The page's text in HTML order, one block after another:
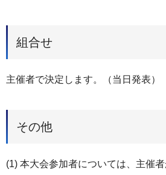
組合せ
主催者で決定します。（当日発表）
その他
(1) 本大会参加者については、主催